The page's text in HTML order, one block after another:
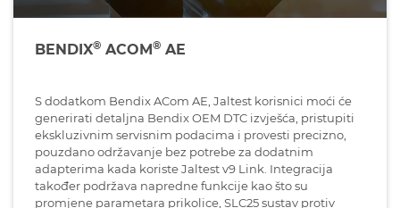
BENDIX® ACOM® AE
S dodatkom Bendix ACom AE, Jaltest korisnici moći će
generirati detaljna Bendix OEM DTC izvješća, pristupiti
ekskluzivnim servisnim podacima i provesti precizno,
pouzdano održavanje bez potrebe za dodatnim
adapterima kada koriste Jaltest v9 Link. Integracija
također podržava napredne funkcije kao što su
promjene parametara prikolice, SLC25 sustav protiv